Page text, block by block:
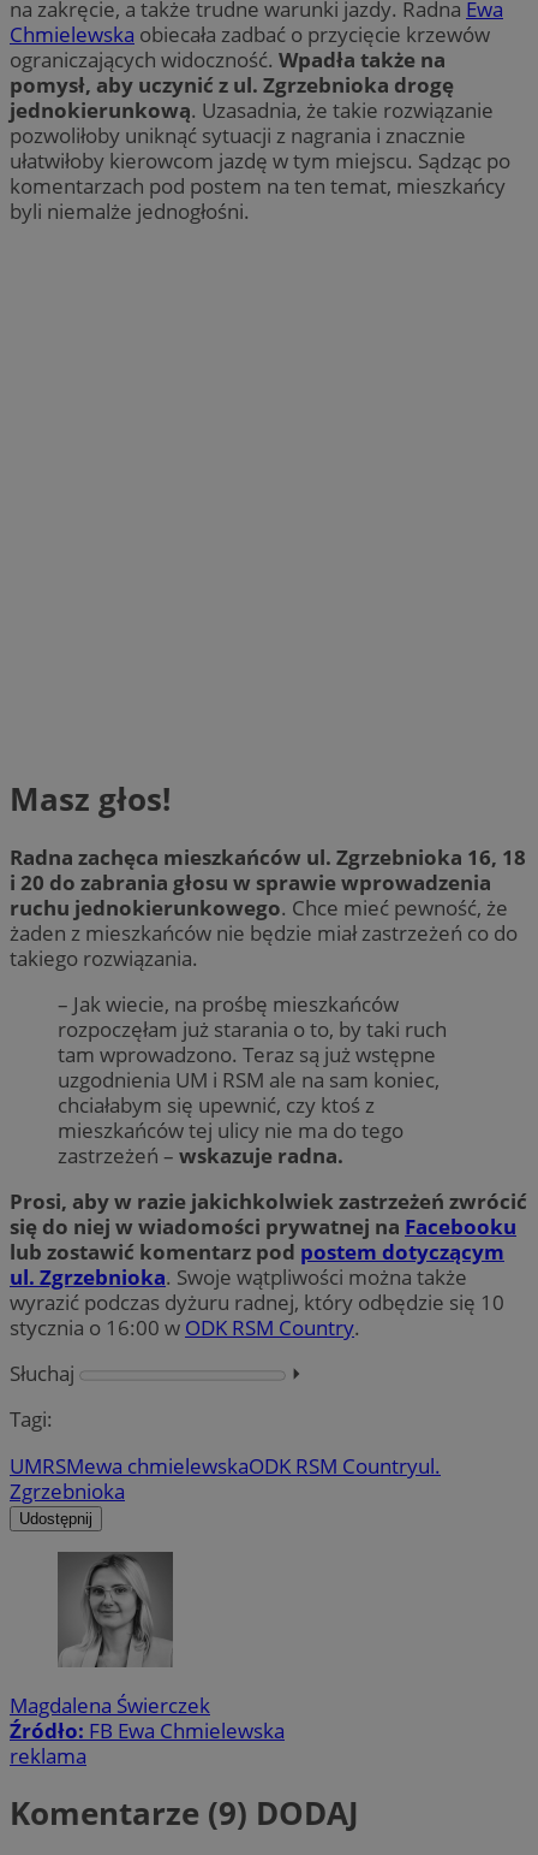
na zakręcie, a także trudne warunki jazdy. Radna Ewa
Chmielewska obiecała zadbać o przycięcie krzewów
ograniczających widoczność. Wpadła także na
pomysł, aby uczynić z ul. Zgrzebnioka drogę
jednokierunkową. Uzasadnia, że takie rozwiązanie
pozwoliłoby uniknąć sytuacji z nagrania i znacznie
ułatwiłoby kierowcom jazdę w tym miejscu. Sądząc po
komentarzach pod postem na ten temat, mieszkańcy
byli niemalże jednogłośni.
Masz głos!
Radna zachęca mieszkańców ul. Zgrzebnioka 16, 18
i 20 do zabrania głosu w sprawie wprowadzenia
ruchu jednokierunkowego. Chce mieć pewność, że
żaden z mieszkańców nie będzie miał zastrzeżeń co do
takiego rozwiązania.
– Jak wiecie, na prośbę mieszkańców
rozpoczęłam już starania o to, by taki ruch
tam wprowadzono. Teraz są już wstępne
uzgodnienia UM i RSM ale na sam koniec,
chciałabym się upewnić, czy ktoś z
mieszkańców tej ulicy nie ma do tego
zastrzeżeń – wskazuje radna.
Prosi, aby w razie jakichkolwiek zastrzeżeń zwrócić
się do niej w wiadomości prywatnej na Facebooku
lub zostawić komentarz pod postem dotyczącym
ul. Zgrzebnioka. Swoje wątpliwości można także
wyrazić podczas dyżuru radnej, który odbędzie się 10
stycznia o 16:00 w ODK RSM Country.
Słuchaj
⏵︎
Tagi:
UMRSMewa chmielewskaODK RSM Countryul.
Zgrzebnioka
Udostępnij
Magdalena Świerczek
Źródło: FB Ewa Chmielewska
reklama
Komentarze (9) DODAJ